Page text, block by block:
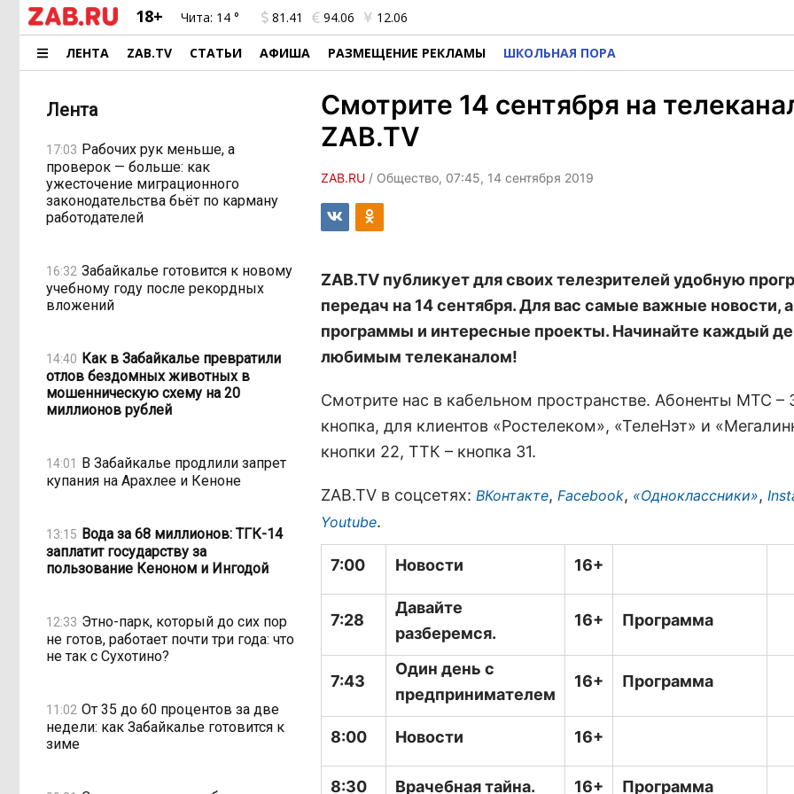
18+ Чита: 14 ° 81.41 94.06 12.06
ЛЕНТА ZAB.TV СТАТЬИ АФИША РАЗМЕЩЕНИЕ РЕКЛАМЫ ШКОЛЬНАЯ ПОРА
Лента
17:03 Рабочих рук меньше, а
проверок — больше: как
ужесточение миграционного
законодательства бьёт по карману
работодателей
16:32 Забайкалье готовится к новому
учебному году после рекордных
вложений
14:40 Как в Забайкалье превратили
отлов бездомных животных в
мошенническую схему на 20
миллионов рублей
14:01 В Забайкалье продлили запрет
купания на Арахлее и Кеноне
13:15 Вода за 68 миллионов: ТГК-14
заплатит государству за
пользование Кеноном и Ингодой
12:33 Этно-парк, который до сих пор
не готов, работает почти три года: что
не так с Сухотино?
11:02 От 35 до 60 процентов за две
недели: как Забайкалье готовится к
зиме
Смотрите 14 сентября на
ZAB.TV
ZAB.RU / Общество, 07:45, 14 сентября 2019
ZAB.TV публикует для своих телезрителей удобную
передач на 14 сентября. Для вас самые важные новости,
программы и интересные проекты. Начинайте каждый
любимым телеканалом!
Смотрите нас в кабельном пространстве. Абоненты МТС –
кнопка, для клиентов «Ростелеком», «ТелеНэт» и
кнопки 22, ТТК – кнопка 31.
ZAB.TV в соцсетях: ВКонтакте, Facebook, «Одноклассники»,
Youtube.
7:00 Новости 16+
7:28
Давайте
разберемся.
16+ Программа
7:43
Один день с
предпринимателем
16+ Программа
8:00 Новости 16+
8:30 Врачебная тайна. 16+ Программа